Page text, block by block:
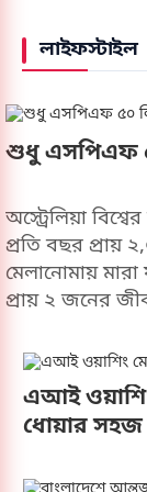
সম্পর্কে
হয়নি।
লাইফস্টাইল
শুধু এসপিএফ
অস্ট্রেলিয়া
প্রতি বছর প্রায়
মেলানোমায়
প্রায় ২ জনের
দেশে যেখানে
সেখানে ২০২৫
বিতর্ক
সংস্থা ‘চয়েস’
এআই
ধোয়ার সহজ